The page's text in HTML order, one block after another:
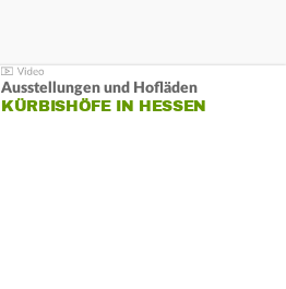
Ausstellungen und Hofläden
KÜRBISHÖFE IN HESSEN